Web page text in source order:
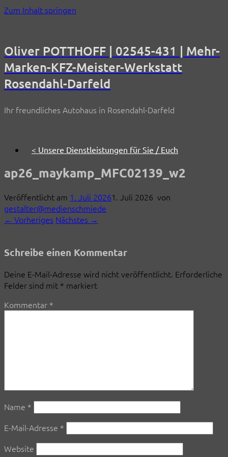
Zum Inhalt springen
Oliver POTTHOFF | 02545-431 | Mehr-
Marken-KFZ-Meister-Werkstatt
Rosendahl-Darfeld
Ihr freundliches Autohaus in Rosendahl-Darfeld
< Unsere Dienstleistungen für Sie / Euch
ap26_maykamp_MFC02139_w2
Veröffentlicht am 1. Juli 20261. Juli 2026 von
gestalter@medienschmiede
← Vorheriges Nächstes →
Schreibe einen Kommentar
Deine E-Mail-Adresse wird nicht veröffentlicht. Erforderliche
Felder sind mit * markiert
Kommentar*
Name *
E-Mail-Adresse *
Website